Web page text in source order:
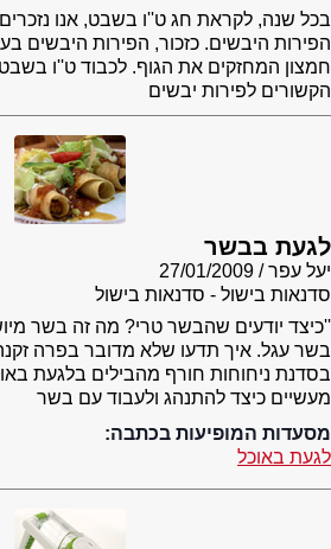
בכל שנה, לקראת חג ט''ו בשבט, אנו
הפירות היבשים. כזכור, הפירות היבשים
חמצון המחזקים את הגוף. לכבוד ט''ו
הקשורים לפירות יבשים
לגעת בבשר
יעל עפר
27/01/2009
סדנאות בישול - סדנאות בישול
''כיצד יודעים שהבשר טרי? מה זה בשר
בשר עגל. איך תדעו שלא מדובר בפרה
בסדנת ניחוחות חורף מהבילים בלגעת
מעשיים כיצד להתנהג ולעבוד עם בשר
מסעדות המופיעות בכתבה:
לגעת באוכל